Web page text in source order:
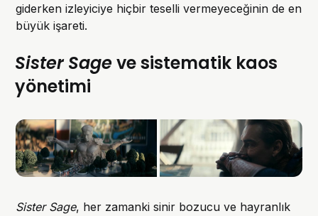
giderken izleyiciye hiçbir teselli vermeyeceğinin de en
büyük işareti.
Sister Sageve sistematik kaos
yönetimi
Sister Sage, her zamanki sinir bozucu ve hayranlık